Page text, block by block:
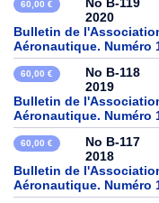
60,00 €
2020
Bulletin de
Aéronautique. Numéro
60,00 €
No B-118
2019
Bulletin de
Aéronautique. Numéro
60,00 €
No B-117
2018
Bulletin de
Aéronautique. Numéro